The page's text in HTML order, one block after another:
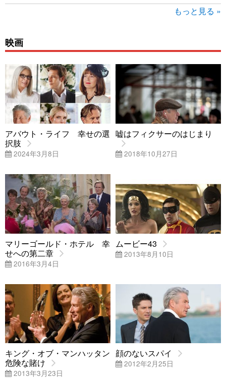
もっと見る »
映画
アバウト・ライフ 幸せの選
択肢
2024年3月8日
嘘はフィクサーのはじまり
2018年10月27日
マリーゴールド・ホテル 幸
せへの第二章
2016年3月4日
ムービー43
2013年8月10日
キング・オブ・マンハッタン
危険な賭け
2013年3月23日
顔のないスパイ
2012年2月25日